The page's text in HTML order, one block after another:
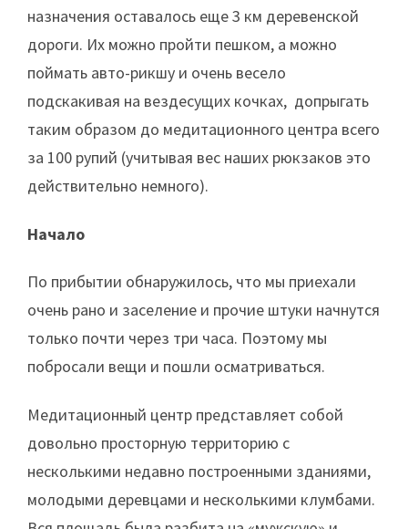
назначения оставалось еще 3 км деревенской
дороги. Их можно пройти пешком, а можно
поймать авто-рикшу и очень весело
подскакивая на вездесущих кочках, допрыгать
таким образом до медитационного центра всего
за 100 рупий (учитывая вес наших рюкзаков это
действительно немного).
Начало
По прибытии обнаружилось, что мы приехали
очень рано и заселение и прочие штуки начнутся
только почти через три часа. Поэтому мы
побросали вещи и пошли осматриваться.
Медитационный центр представляет собой
довольно просторную территорию с
несколькими недавно построенными зданиями,
молодыми деревцами и несколькими клумбами.